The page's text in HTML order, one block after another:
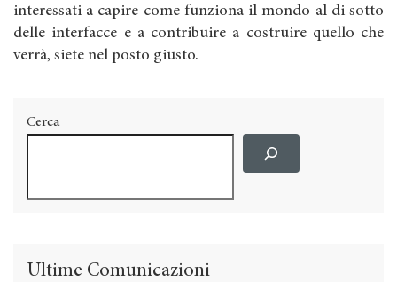
interessati a capire come funziona il mondo al di sotto
delle interfacce e a contribuire a costruire quello che
verrà, siete nel posto giusto.
Cerca
Ultime Comunicazioni